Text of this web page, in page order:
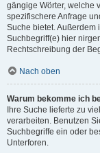
gängige Wörter, welche
spezifischere Anfrage
Suche bietet. Außerdem
Suchbegriff(e) hier
Rechtschreibung der
Nach oben
Warum bekomme ich
Ihre Suche lieferte zu
verarbeiten. Benutzen
Suchbegriffe ein oder
Unterforen.